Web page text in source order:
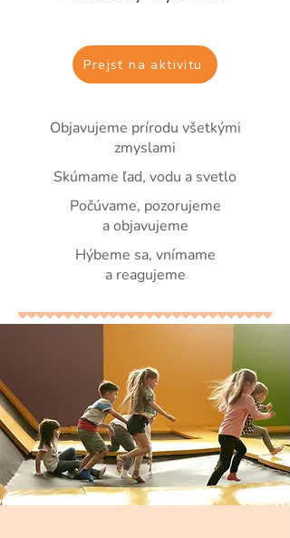
Prejsť na aktivitu
Objavujeme prírodu všetkými
zmyslami
Skúmame ľad, vodu a svetlo
Počúvame, pozorujeme
a objavujeme
Hýbeme sa, vnímame
a reagujeme